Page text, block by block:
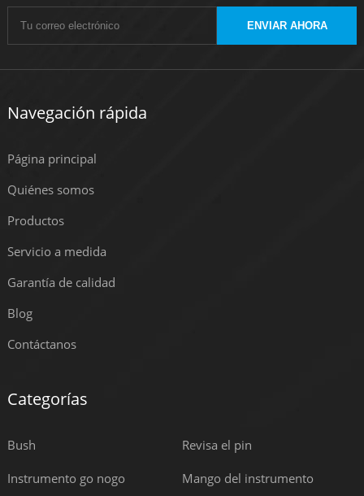
ENVIAR AHORA
Navegación rápida
Página principal
Quiénes somos
Productos
Servicio a medida
Garantía de calidad
Blog
Contáctanos
Categorías
Bush Revisa el pin
Instrumento go nogo Mango del instrumento